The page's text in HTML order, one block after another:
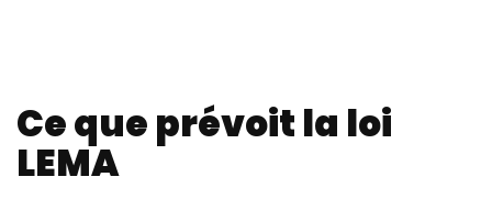
Ce que prévoit la loi
LEMA